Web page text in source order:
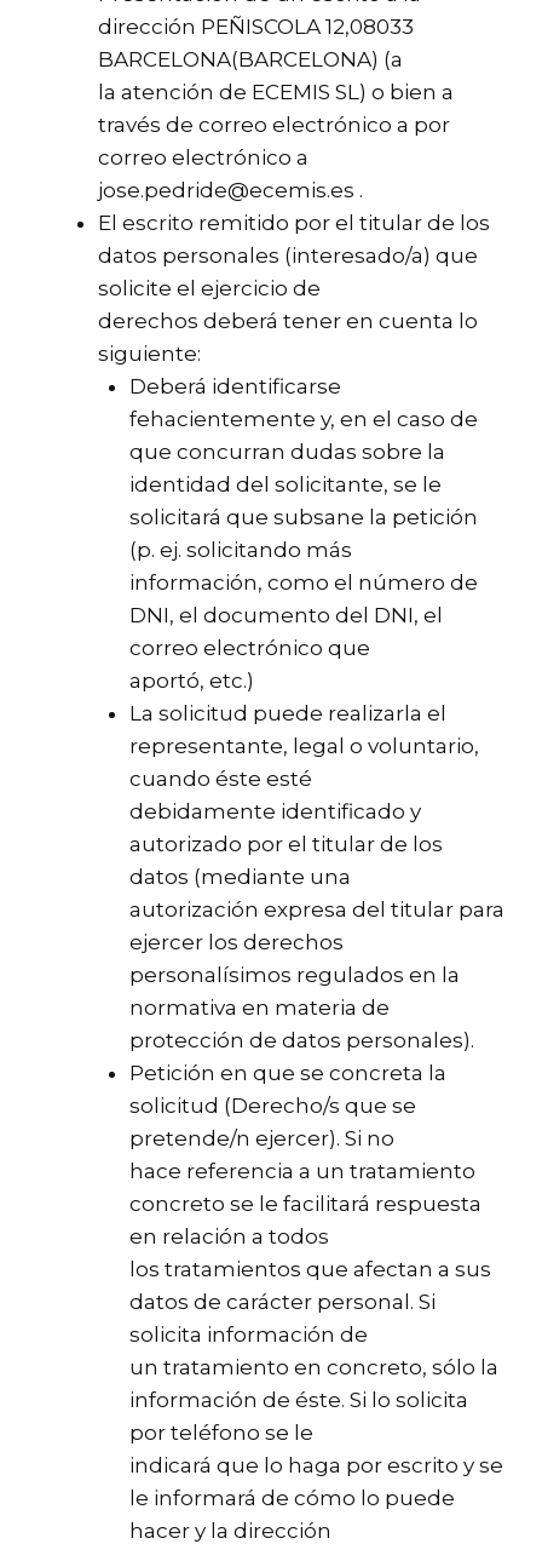
dirección PEÑISCOLA 12,08033
BARCELONA(BARCELONA) (a
la atención de ECEMIS SL) o bien a
través de correo electrónico a por
correo electrónico a
jose.pedride@ecemis.es .
El escrito remitido por el titular de los
datos personales (interesado/a) que
solicite el ejercicio de
derechos deberá tener en cuenta lo
siguiente:
Deberá identificarse
fehacientemente y, en el caso de
que concurran dudas sobre la
identidad del solicitante, se le
solicitará que subsane la petición
(p. ej. solicitando más
información, como el número de
DNI, el documento del DNI, el
correo electrónico que
aportó, etc.)
La solicitud puede realizarla el
representante, legal o voluntario,
cuando éste esté
debidamente identificado y
autorizado por el titular de los
datos (mediante una
autorización expresa del titular para
ejercer los derechos
personalísimos regulados en la
normativa en materia de
protección de datos personales).
Petición en que se concreta la
solicitud (Derecho/s que se
pretende/n ejercer). Si no
hace referencia a un tratamiento
concreto se le facilitará respuesta
en relación a todos
los tratamientos que afectan a sus
datos de carácter personal. Si
solicita información de
un tratamiento en concreto, sólo la
información de éste. Si lo solicita
por teléfono se le
indicará que lo haga por escrito y se
le informará de cómo lo puede
hacer y la dirección